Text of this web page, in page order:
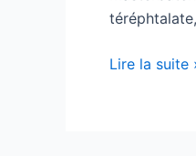
Lire la suite